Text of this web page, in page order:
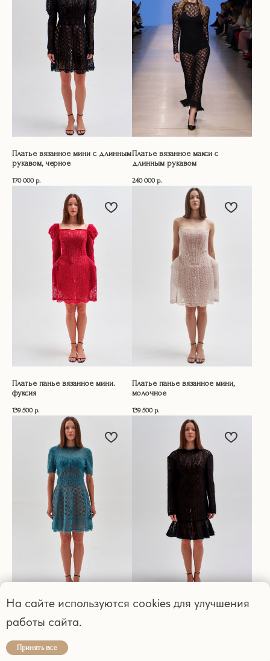
Платье вязанное мини с длинным
рукавом, черное
170 000 р.
Платье вязанное макси с
длинным рукавом
240 000 р.
Платье панье вязанное мини.
фуксия
139 500 р.
Платье панье вязанное мини,
молочное
139 500 р.
Платье вязанное мини, корсаж Платье вязанное с воланом
1
На сайте используются cookies для улучшения
работы сайта.
Принять все